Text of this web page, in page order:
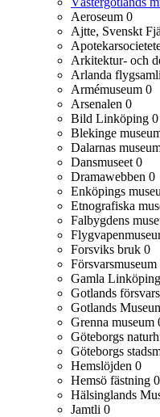
Aeroseum 0
Ajtte, Svenskt
Arkitektur- och
Arlanda
Armémuseum 0
Arsenalen 0
Bild Linköping 0
Blekinge
Dalarnas
Dansmuseet 0
Dramawebben 0
Enköpings
Etnografiska
Falbygdens
Forsviks bruk 0
Gamla Linköping
Gotlands
Gotlands
Grenna museum
Göteborgs
Göteborgs
Hemslöjden 0
Hemsö fästning 0
Hälsinglands
Jamtli 0